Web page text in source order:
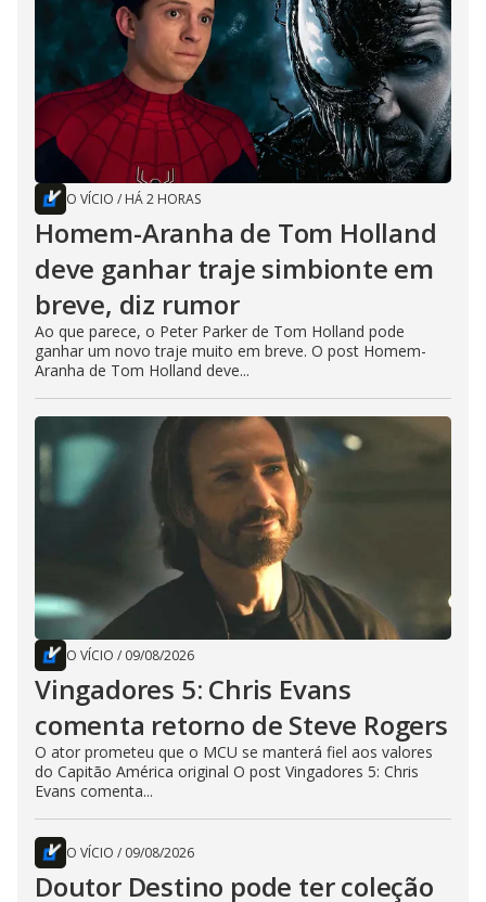
O VÍCIO / HÁ 2 HORAS
Homem-Aranha de Tom Holland
deve ganhar traje simbionte em
breve, diz rumor
Ao que parece, o Peter Parker de Tom Holland pode
ganhar um novo traje muito em breve. O post Homem-
Aranha de Tom Holland deve...
O VÍCIO / 09/08/2026
Vingadores 5: Chris Evans
comenta retorno de Steve Rogers
O ator prometeu que o MCU se manterá fiel aos valores
do Capitão América original O post Vingadores 5: Chris
Evans comenta...
O VÍCIO / 09/08/2026
Doutor Destino pode ter coleção